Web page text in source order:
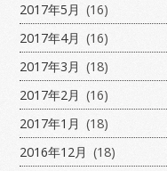
2017年5月 (16)
2017年4月 (16)
2017年3月 (18)
2017年2月 (16)
2017年1月 (18)
2016年12月 (18)